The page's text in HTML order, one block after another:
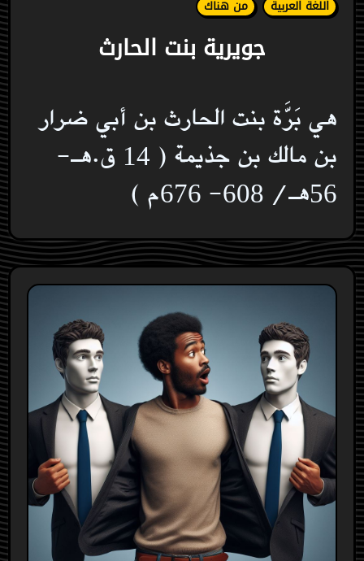
اللغة العربية من هناك
جويرية بنت الحارث
هي بَرَّة بنت الحارث بن أبي ضرار
بن مالك بن جذيمة ( 14 ق.هـ-
56هـ/ 608- 676م )